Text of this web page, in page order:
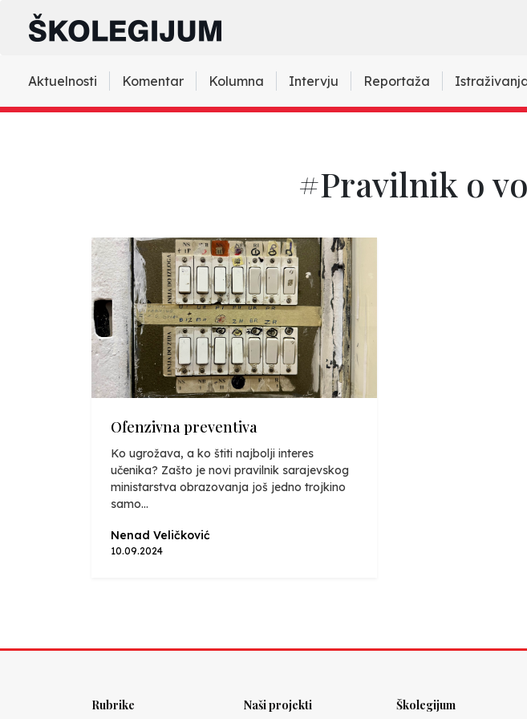
Aktuelnosti Komentar Kolumna Intervju Reportaža
#Pravilnik o
Ofenzivna preventiva
Ko ugrožava, a ko štiti najbolji interes
učenika? Zašto je novi pravilnik sarajevskog
ministarstva obrazovanja još jedno trojkino
samo...
Nenad Veličković
10.09.2024
Rubrike Naši projekti Školegijum